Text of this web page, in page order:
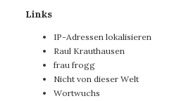
Links
IP-Adressen lokalisieren
Raul Krauthausen
frau frogg
Nicht von dieser Welt
Wortwuchs